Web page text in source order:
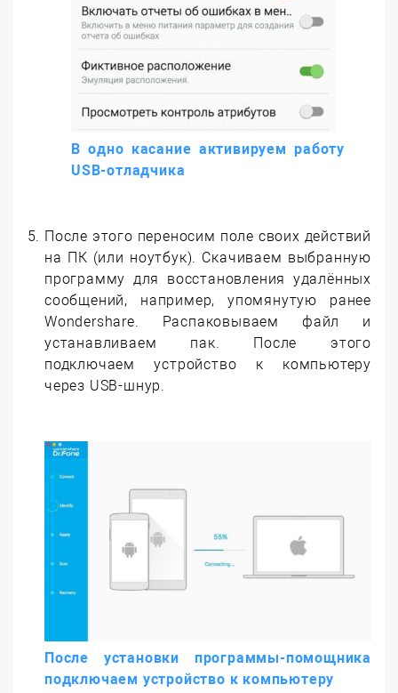
В одно касание активируем работу
USB-отладчика
После этого переносим поле своих действий
на ПК (или ноутбук). Скачиваем выбранную
программу для восстановления удалённых
сообщений, например, упомянутую ранее
Wondershare. Распаковываем файл и
устанавливаем пак. После этого
подключаем устройство к компьютеру
через USB-шнур.
После установки программы-помощника
подключаем устройство к компьютеру